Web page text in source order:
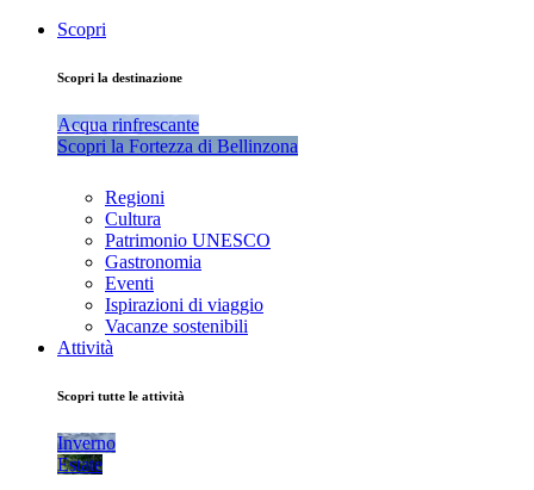
Scopri
Scopri la destinazione
Acqua rinfrescante
Scopri la Fortezza di Bellinzona
Regioni
Cultura
Patrimonio UNESCO
Gastronomia
Eventi
Ispirazioni di viaggio
Vacanze sostenibili
Attività
Scopri tutte le attività
Inverno
Estate